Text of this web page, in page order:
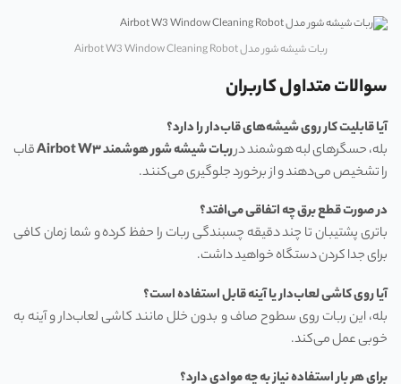
ربات شیشه‌ شور مدل Airbot W3 Window Cleaning Robot
سوالات متداول کاربران
آیا قابلیت کار روی شیشه‌های قاب‌دار را دارد؟
بله، حسگرهای لبه هوشمند درربات شیشه‌ شور هوشمند۳
قاب
را تشخیص می‌دهند و از برخورد جلوگیری می‌کنند.
در صورت قطع برق چه اتفاقی می‌افتد؟
باتری پشتیبان تا چند دقیقه چسبندگی ربات را حفظ کرده و شما زمان کافی
برای جدا کردن دستگاه خواهید داشت.
آیا روی کاشی لعاب‌دار یا آینه قابل استفاده است؟
بله، این ربات روی سطوح صاف و بدون خلل مانند کاشی لعاب‌دار و آینه به
خوبی عمل می‌کند.
برای هر بار استفاده نیاز به چه موادی دارد؟